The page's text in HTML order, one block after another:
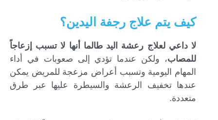
كيف يتم علاج رجفة اليدين؟
لا داعي لعلاج رعشة اليد طالما أنها لا تسبب إزعاجاً
للمصاب، ولكن عندما تؤدي إلى صعوبات في أداء
المهام اليومية وتسبب أعراض مزعجة للمريض يمكن
عندها تخفيف الرعشة والسيطرة عليها عبر طرق
متعددة.